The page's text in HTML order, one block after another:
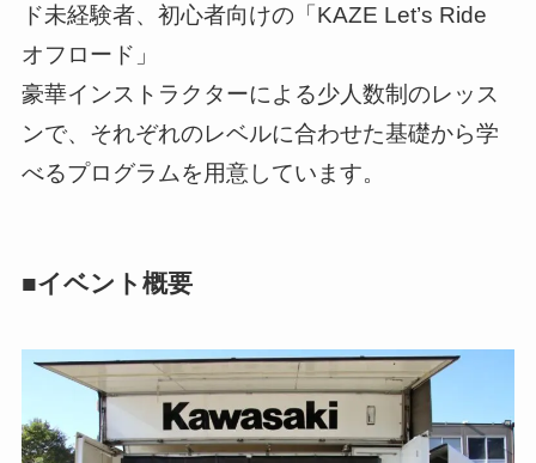
ド未経験者、初心者向けの「KAZE Let’s Ride
オフロード」
豪華インストラクターによる少人数制のレッス
ンで、それぞれのレベルに合わせた基礎から学
べるプログラムを用意しています。
■イベント概要